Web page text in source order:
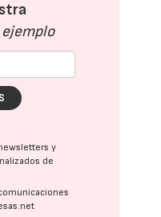
ejemplo
y
de